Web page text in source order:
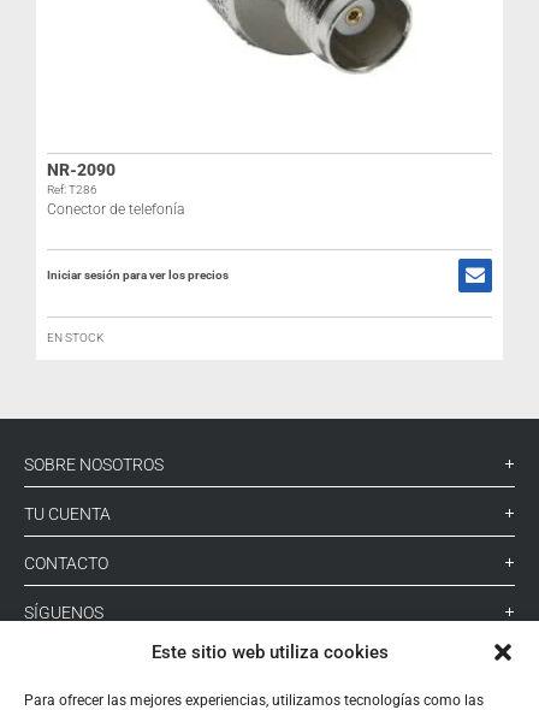
Este sitio web utiliza cookies
Para ofrecer las mejores experiencias, utilizamos tecnologías como las
NR-2090
Ref: T286
Conector de telefonía
Iniciar sesión para ver los precios
EN STOCK
SOBRE NOSOTROS
TU CUENTA
CONTACTO
SÍGUENOS